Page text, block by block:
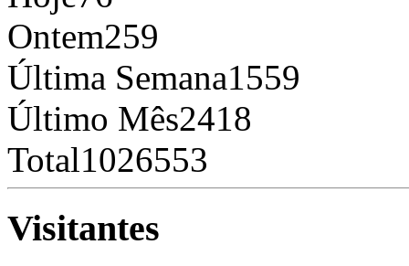
Ontem259
Última Semana1559
Último Mês2418
Total1026553
Visitantes